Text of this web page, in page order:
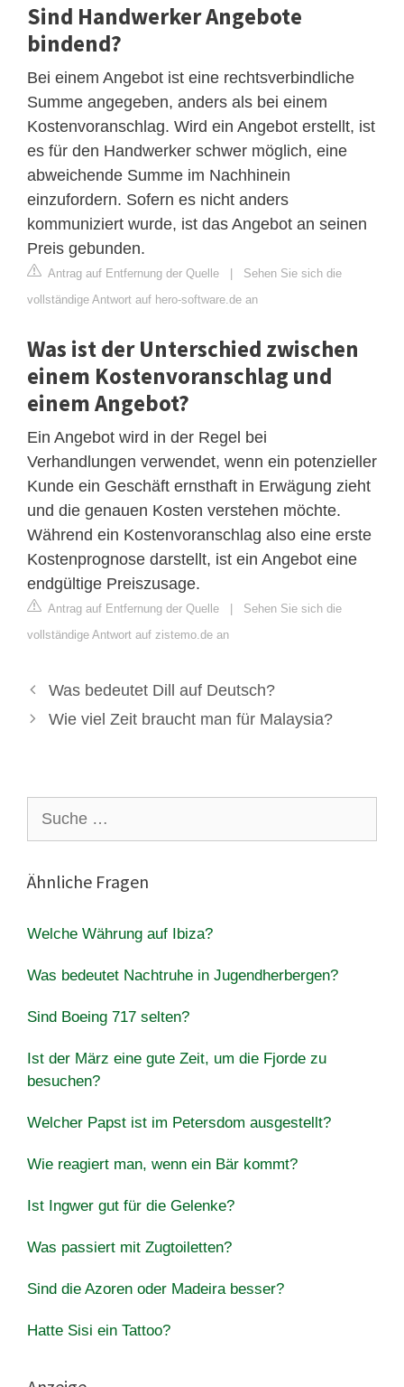
Sind Handwerker Angebote
bindend?
Bei einem Angebot ist eine rechtsverbindliche
Summe angegeben, anders als bei einem
Kostenvoranschlag. Wird ein Angebot erstellt, ist
es für den Handwerker schwer möglich, eine
abweichende Summe im Nachhinein
einzufordern. Sofern es nicht anders
kommuniziert wurde, ist das Angebot an seinen
Preis gebunden.
Antrag auf Entfernung der Quelle | Sehen Sie sich die
vollständige Antwort auf hero-software.de an
Was ist der Unterschied zwischen
einem Kostenvoranschlag und
einem Angebot?
Ein Angebot wird in der Regel bei
Verhandlungen verwendet, wenn ein potenzieller
Kunde ein Geschäft ernsthaft in Erwägung zieht
und die genauen Kosten verstehen möchte.
Während ein Kostenvoranschlag also eine erste
Kostenprognose darstellt, ist ein Angebot eine
endgültige Preiszusage.
Antrag auf Entfernung der Quelle | Sehen Sie sich die
vollständige Antwort auf zistemo.de an
Was bedeutet Dill auf Deutsch?
Wie viel Zeit braucht man für Malaysia?
nach:
Ähnliche Fragen
Welche Währung auf Ibiza?
Was bedeutet Nachtruhe in Jugendherbergen?
Sind Boeing 717 selten?
Ist der März eine gute Zeit, um die Fjorde zu
besuchen?
Welcher Papst ist im Petersdom ausgestellt?
Wie reagiert man, wenn ein Bär kommt?
Ist Ingwer gut für die Gelenke?
Was passiert mit Zugtoiletten?
Sind die Azoren oder Madeira besser?
Hatte Sisi ein Tattoo?